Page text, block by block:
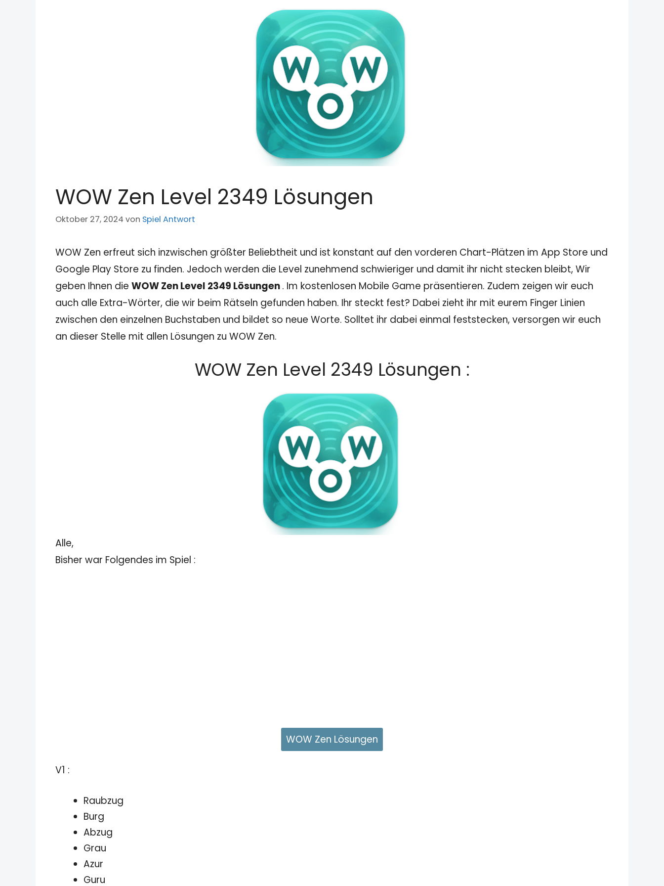
WOW Zen Level 2349 Lösungen
Oktober 27, 2024 von Spiel Antwort
WOW Zen erfreut sich inzwischen größter Beliebtheit und ist konstant auf den vorderen Chart-Plätzen im App Store und
Google Play Store zu finden. Jedoch werden die Level zunehmend schwieriger und damit ihr nicht stecken bleibt, Wir
geben Ihnen die WOW Zen Level 2349 Lösungen. Im kostenlosen Mobile Game präsentieren. Zudem zeigen wir euch
auch alle Extra-Wörter, die wir beim Rätseln gefunden haben. Ihr steckt fest? Dabei zieht ihr mit eurem Finger Linien
zwischen den einzelnen Buchstaben und bildet so neue Worte. Solltet ihr dabei einmal feststecken, versorgen wir euch
an dieser Stelle mit allen Lösungen zu WOW Zen.
WOW Zen Level 2349 Lösungen :
Alle,
Bisher war Folgendes im Spiel :
WOW Zen Lösungen
V1 :
Raubzug
Burg
Abzug
Grau
Azur
Guru